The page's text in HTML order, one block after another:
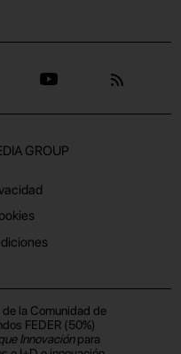
GROUP
la Comunidad de
FEDER (50%)
Innovaciónpara